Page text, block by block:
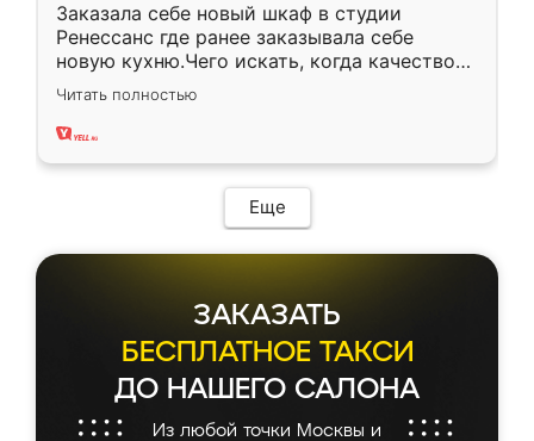
Заказала себе новый шкаф в студии
Ренессанс где ранее заказывала себе
новую кухню.Чего искать, когда качеством
вполне довольна. Служит кухня уже почти
два года, нареканий нет.
Читать полностью
Еще
ЗАКАЗАТЬ
БЕСПЛАТНОЕ ТАКСИ
ДО НАШЕГО САЛОНА
Из любой точки Москвы и